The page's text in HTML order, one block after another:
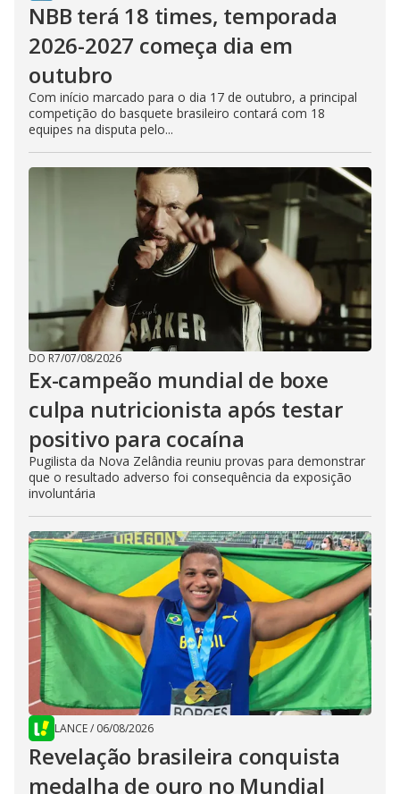
NBB terá 18 times, temporada
2026-2027 começa dia em
outubro
Com início marcado para o dia 17 de outubro, a principal
competição do basquete brasileiro contará com 18
equipes na disputa pelo...
DO R7/07/08/2026
Ex-campeão mundial de boxe
culpa nutricionista após testar
positivo para cocaína
Pugilista da Nova Zelândia reuniu provas para demonstrar
que o resultado adverso foi consequência da exposição
involuntária
LANCE/ 06/08/2026
Revelação brasileira conquista
medalha de ouro no Mundial